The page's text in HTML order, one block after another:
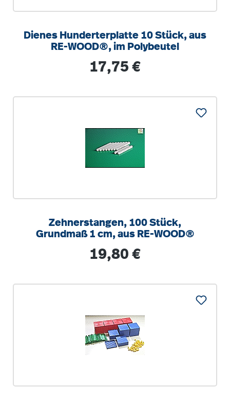
Dienes Hunderterplatte 10 Stück, aus
RE-WOOD®, im Polybeutel
Regulärer Preis:
17,75 €
Zehnerstangen, 100 Stück,
Grundmaß 1 cm, aus RE-WOOD®
Regulärer Preis:
19,80 €